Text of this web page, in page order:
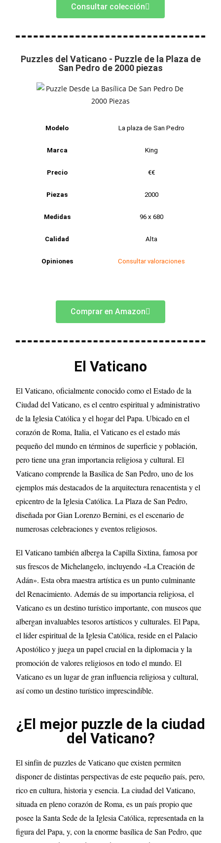
Consultar colección
Puzzles del Vaticano - Puzzle de la Plaza de
San Pedro de 2000 piezas
Modelo La plaza de San Pedro
Marca King
Precio €€
Piezas 2000
Medidas 96 x 680
Calidad Alta
Opiniones Consultar valoraciones
Comprar en Amazon
El Vaticano
El Vaticano, oficialmente conocido como el Estado de la
Ciudad del Vaticano, es el centro espiritual y administrativo
de la Iglesia Católica y el hogar del Papa. Ubicado en el
corazón de Roma, Italia, el Vaticano es el estado más
pequeño del mundo en términos de superficie y población,
pero tiene una gran importancia religiosa y cultural. El
Vaticano comprende la Basílica de San Pedro, uno de los
ejemplos más destacados de la arquitectura renacentista y el
epicentro de la Iglesia Católica. La Plaza de San Pedro,
diseñada por Gian Lorenzo Bernini, es el escenario de
numerosas celebraciones y eventos religiosos.
El Vaticano también alberga la Capilla Sixtina, famosa por
sus frescos de Michelangelo, incluyendo «La Creación de
Adán». Esta obra maestra artística es un punto culminante
del Renacimiento. Además de su importancia religiosa, el
Vaticano es un destino turístico importante, con museos que
albergan invaluables tesoros artísticos y culturales. El Papa,
el líder espiritual de la Iglesia Católica, reside en el Palacio
Apostólico y juega un papel crucial en la diplomacia y la
promoción de valores religiosos en todo el mundo. El
Vaticano es un lugar de gran influencia religiosa y cultural,
así como un destino turístico imprescindible.
¿El mejor puzzle de la ciudad
del Vaticano?
El sinfín de puzzles de Vaticano que existen permiten
disponer de distintas perspectivas de este pequeño país, pero,
rico en cultura, historia y esencia. La ciudad del Vaticano,
situada en pleno corazón de Roma, es un país propio que
posee la Santa Sede de la Iglesia Católica, representada en la
figura del Papa, y, con la enorme basílica de San Pedro, que